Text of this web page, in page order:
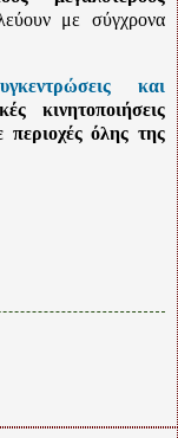
με σύγχρονα
και
κινητοποιήσεις
όλης της